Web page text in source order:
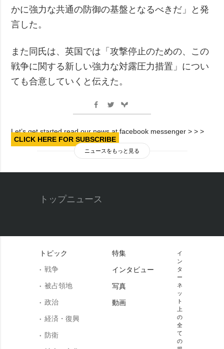
かに強力な共通の防御の基盤となるべきだ」と発
言した。
また同氏は、英国では「攻撃停止のための、この
戦争に関する新しい強力な対露圧力措置」につい
ても合意していくと伝えた。
Let’s get started read our news at facebook messenger > > >
CLICK HERE FOR SUBSCRIBE
ニュースをもっと見る
トップニュース
トピック
戦争
被占領地
政治
経済・復興
防衛
特集
インタビュー
写真
動画
イ
ン
タ
ー
ネ
ッ
ト
上
の
全
て
の